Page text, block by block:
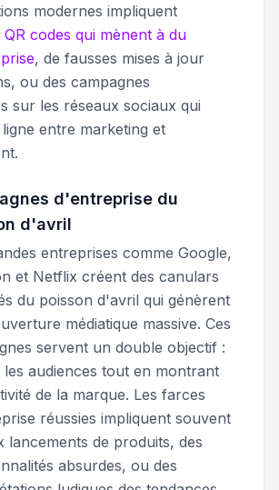
modernes impliquent
QR codes qui mènent à du
, de fausses mises à jour
ou des campagnes
sur les réseaux sociaux qui
entre marketing et
d'entreprise du
d'avril
entreprises comme Google,
et Netflix créent des canulars
du poisson d'avril qui génèrent
médiatique massive. Ces
servent un double objectif :
les audiences tout en montrant
de la marque. Les farces
réussies impliquent souvent
lancements de produits, des
absurdes, ou des